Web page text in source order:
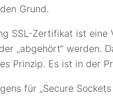
Grund.
SSL-Zertifikat ist
„abgehört“ werden.
Prinzip. Es ist in der
für „Secure